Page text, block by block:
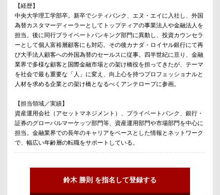
【経歴】
中央大学理工学部卒。新卒でシティバンク、エヌ・エイに入社し、外国
為替カスタマーディーラーとしてトップティアの事業法人や金融法人を
担当。後に同行プライベートバンキング部門に異動し、投資カウンセラ
ーとして個人富裕層顧客にも対応。その後カナダ・ロイヤル銀行にて再
び大手法人顧客への外国為替のセールスに従事。四半世紀に亘り、金融
業界で多様な顧客と国際金融市場との架け橋役を担ってきたが、テーマ
を社会で最も重要な「人」に変え、向上心を持つプロフェッショナルと
人材を求める企業との架け橋となるべくアンテロープに参画。
【担当領域／実績】
資産運用会社（アセットマネジメント）、プライベートバンク、銀行・
証券のグローバルマーケッツ部門等、資産運用部門や市場部門を中心に
担当。金融業界での長年のキャリアをベースとした情報とネットワーク
で、幅広い年齢層の転職をサポートしている。
鈴木 勝則 を指名して登録する